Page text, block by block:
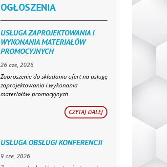
OGŁOSZENIA
USŁUGA ZAPROJEKTOWANIA I
WYKONANIA MATERIAŁÓW
PROMOCYJNYCH
26 cze, 2026
Zaproszenie do składania ofert na usługę
zaprojektowania i wykonania
materiałów promocyjnych
CZYTAJ DALEJ
USŁUGA OBSŁUGI KONFERENCJI
9 cze, 2026